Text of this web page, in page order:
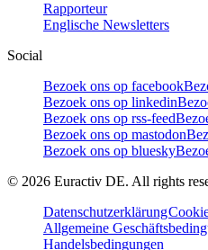
Rapporteur
Englische Newsletters
Social
Bezoek ons op facebook
Bezoek ons op linkedin
Bezoek ons op rss-feed
Bezoek ons op mastodon
Bezoek ons op bluesky
© 2026 Euractiv DE. All rights
Datenschutzerklärung
Allgemeine
Handelsbedingungen